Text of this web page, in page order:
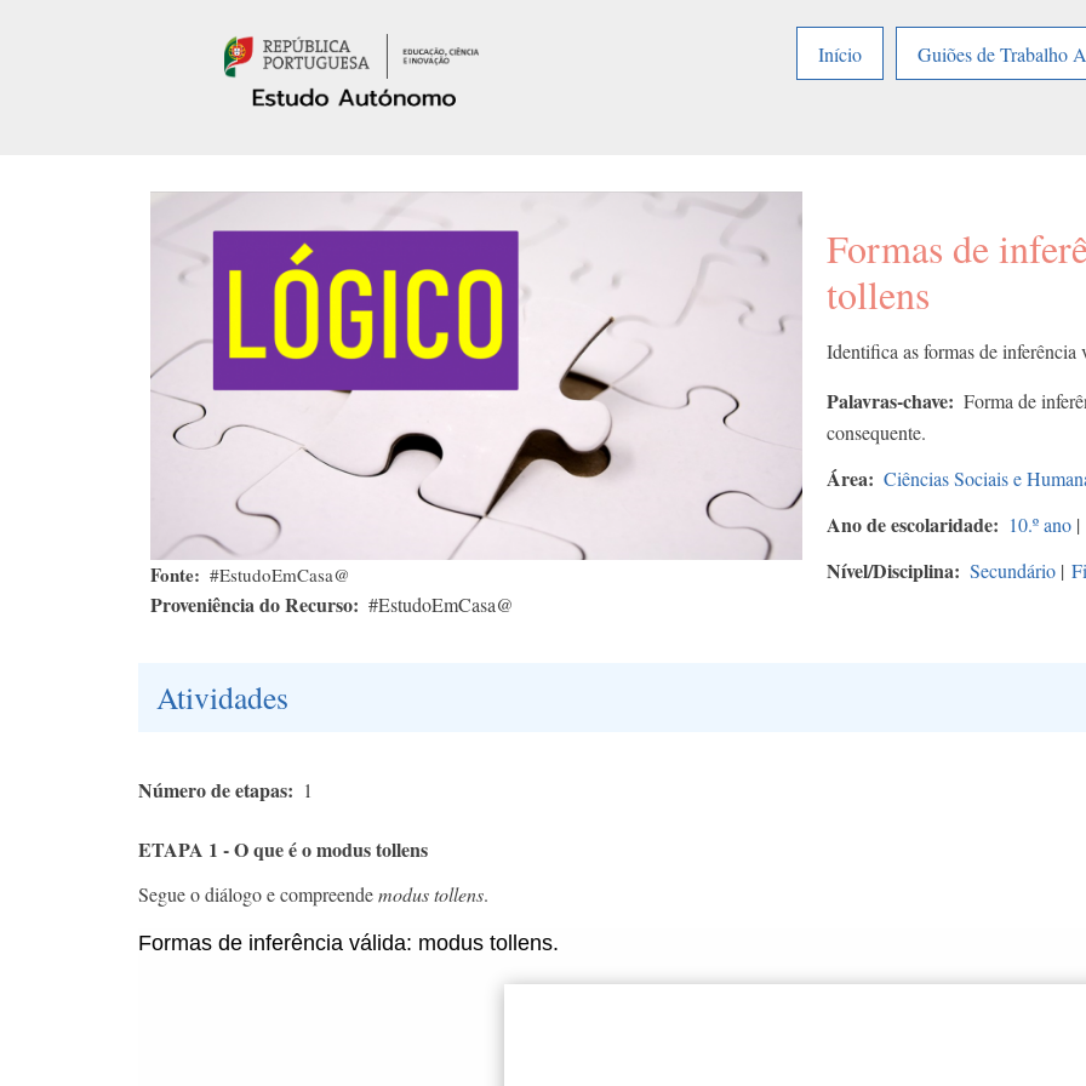
Início
Guiões de Trabalho
Fonte #EstudoEmCasa@
Proveniência do Recurso #EstudoEmCasa@
Formas de
tollens
Identifica as formas de inferência
Palavras-chave
Forma de
consequente.
Área Ciências Sociais e
Ano de escolaridade 10.º ano |
Nível/Disciplina Secundário |
Atividades
Número de etapas 1
ETAPA 1 - O que é o modus tollens
Segue o diálogo e compreendemodus tollens.